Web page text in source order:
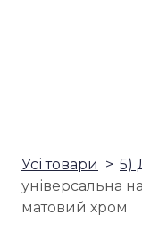
Усі товари 5)
універсальна
матовий хром